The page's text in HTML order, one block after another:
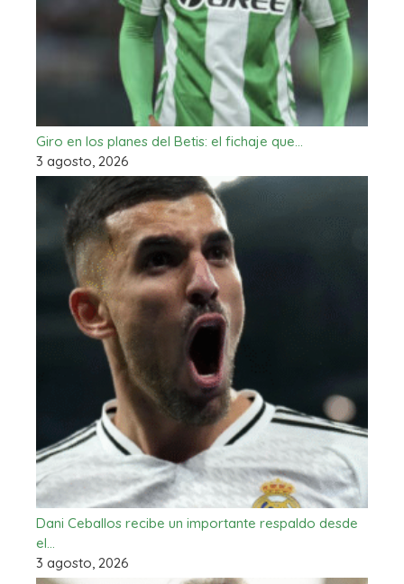
Giro en los planes del Betis: el fichaje que…
3 agosto, 2026
Dani Ceballos recibe un importante respaldo desde
el…
3 agosto, 2026